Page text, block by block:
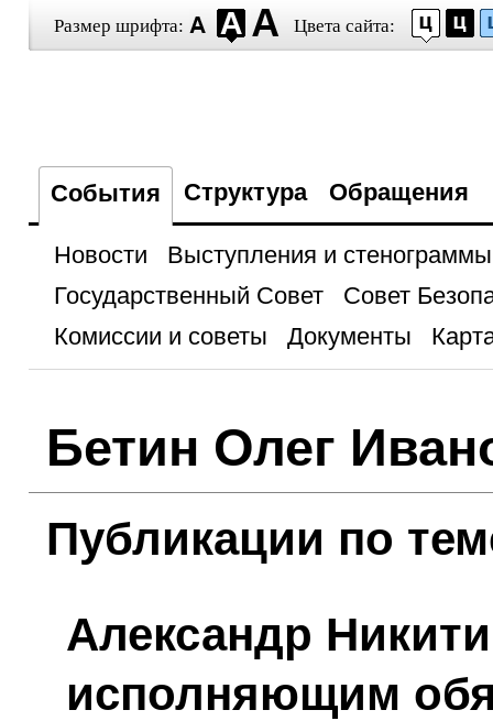
Размер шрифта: Цвета сайта:
События Структура Обращения
Новости
Выступления и стенограммы
Государственный Совет
Совет
Комиссии и советы
Документы
Бетин Олег
Публикации по
Александр
исполняющим